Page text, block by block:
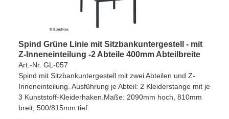
Spind Grüne Linie mit Sitzbankuntergestell - mit
Z-Inneneinteilung -2 Abteile 400mm Abteilbreite
Art.-Nr. GL-057
Spind mit Sitzbankuntergestell mit zwei Abteilen und Z-
Inneneinteilung. Ausführung je Abteil: 2 Kleiderstange mit je
3 Kunststoff-Kleiderhaken.Maße: 2090mm hoch, 810mm
breit, 500/815mm tief.